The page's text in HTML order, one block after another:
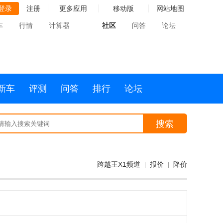
录 注册 更多应用 移动版 网站地图
行情 计算器 社区 问答 论坛
车 评测 问答 排行 论坛
搜索
跨越王X1频道 报价 降价